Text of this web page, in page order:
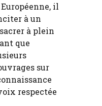
il
à un
à plein
que
sur
respectée